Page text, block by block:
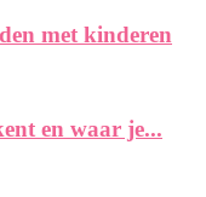
met kinderen
en waar je...